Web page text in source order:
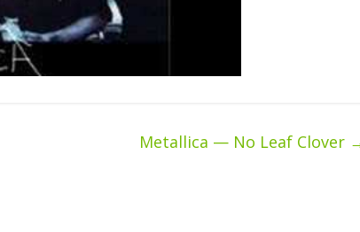
Metallica — No Leaf Clover